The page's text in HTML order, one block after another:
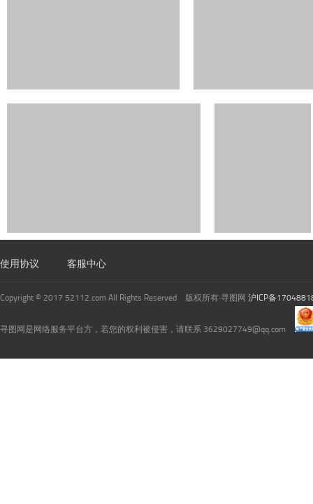
使用协议 客服中心
Copyright © 2017 52112.com All Rights Reserved 版权所有·寻图网 沪ICP备
寻图网是网络服务平台方，若您的权利被侵害，请联系 3629027749@qq.com